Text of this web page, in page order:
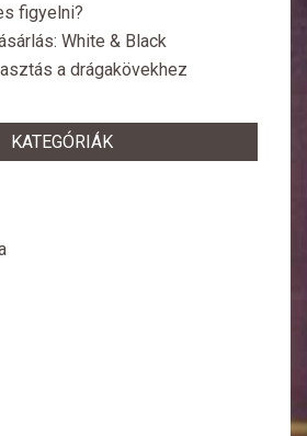
figyelni?
White & Black
a drágakövekhez
KATEGÓRIÁK